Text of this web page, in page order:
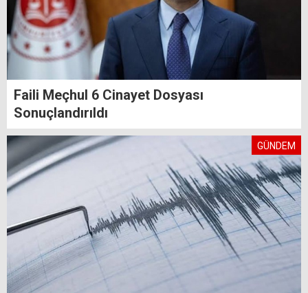
Faili Meçhul 6 Cinayet Dosyası
Sonuçlandırıldı
GÜNDEM